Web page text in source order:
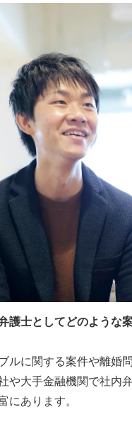
士としてどのような
ルに関する案件や離婚
や大手金融機関で社内
にあります。